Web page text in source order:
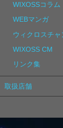
WIXOSSコラム
WEBマンガ
ウィクロスチャ
WIXOSS CM
リンク集
取扱店舗